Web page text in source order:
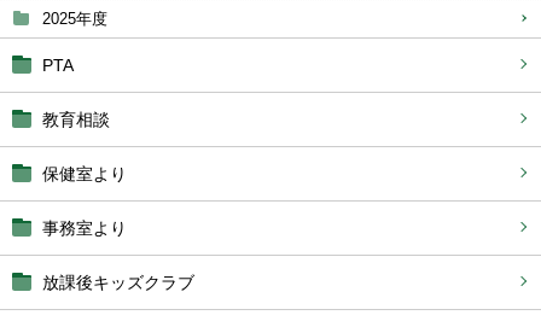
2025年度
PTA
教育相談
保健室より
事務室より
放課後キッズクラブ